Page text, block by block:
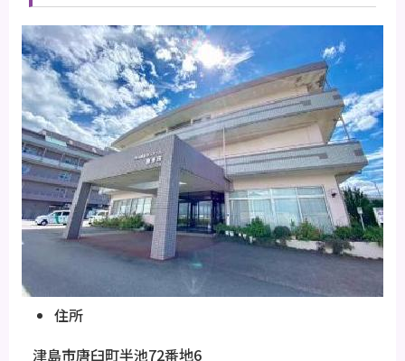
住所
津島市唐臼町半池72番地6